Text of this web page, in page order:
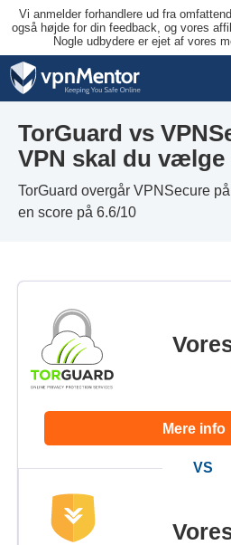
Vi anmelder forhandlere ud fra
også højde for din feedback, og vores
Nogle udbydere er ejet af vores
TorGuard vs
VPN skal du vælge
TorGuard overgår VPNSecure
en score på 6.6/10
Mere info